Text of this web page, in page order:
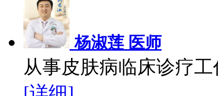
杨淑莲 医师
从事皮肤病临床诊疗